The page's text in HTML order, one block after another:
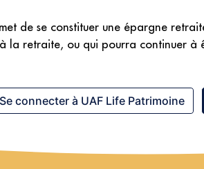
de se constituer une épargne
la retraite, ou qui pourra continuer à
Se connecter à UAF Life Patrimoine